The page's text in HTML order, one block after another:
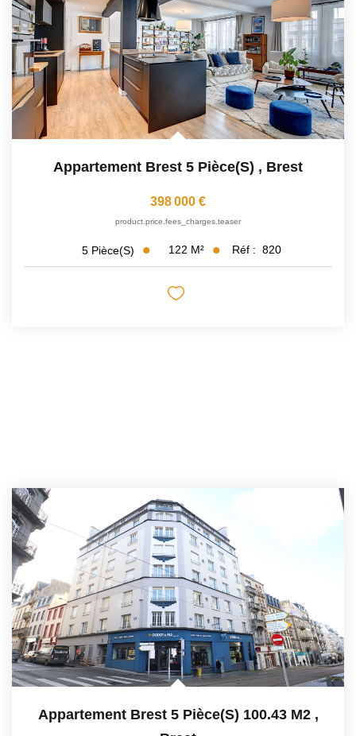
Appartement Brest 5 Pièce(s) , Brest
398 000 €
product.price.fees_charges.teaser
5 Pièce(s) 122 M² Réf : 820
Appartement Brest 5 Pièce(s) 100.43 M2 ,